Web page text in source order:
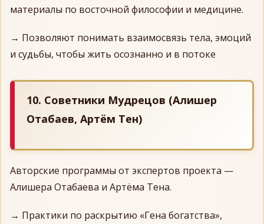
материалы по восточной философии и медицине.
→ Позволяют понимать взаимосвязь тела, эмоций
и судьбы, чтобы жить осознанно и в потоке
10. Советники Мудрецов (Алишер
Отабаев, Артём Тен)
Авторские программы от экспертов проекта —
Алишера Отабаева и Артёма Тена.
→ Практики по раскрытию «Гена богатства»,